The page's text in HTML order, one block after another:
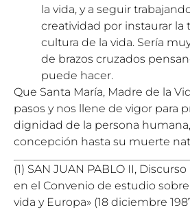
la vida, y a seguir
creatividad por instaurar la
cultura de la vida. Sería
de brazos cruzados
puede hacer.
Que Santa María, Madre de la
pasos y nos llene de vigor para
dignidad de la persona
concepción hasta su muerte
(1) SAN JUAN PABLO II,
en el Convenio de estudio sobre
vida y Europa» (18 diciembre